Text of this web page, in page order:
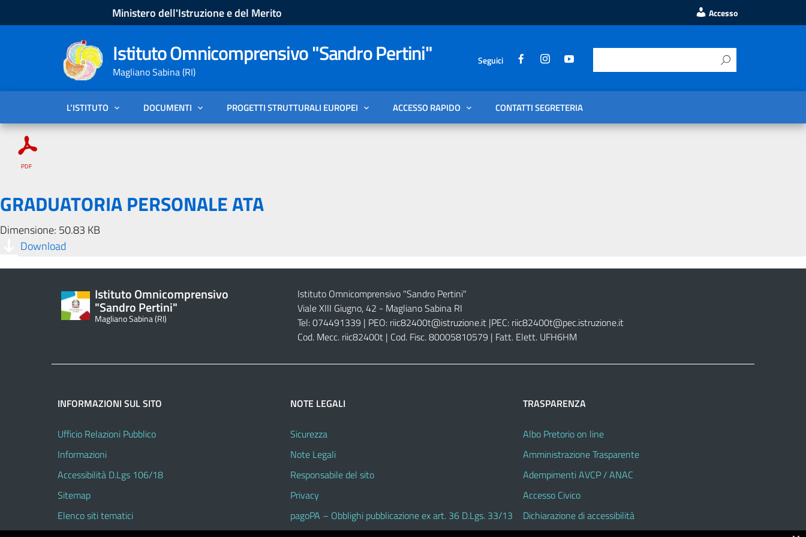
Ministero dell'Istruzione e del Merito Accesso
Istituto Omnicomprensivo "Sandro Pertini"
Magliano Sabina (RI)
Seguici
L’ISTITUTO DOCUMENTI PROGETTI STRUTTURALI EUROPEI ACCESSO RAPIDO CONTATTI SEGRETERIA
GRADUATORIA PERSONALE ATA
Dimensione: 50.83 KB
Download
Istituto Omnicomprensivo
"Sandro Pertini"
Magliano Sabina (RI)
Istituto Omnicomprensivo "Sandro Pertini"
Viale XIII Giugno, 42 - Magliano Sabina RI
Tel: 074491339 | PEO: riic82400t@istruzione.it |PEC: riic82400t@pec.istruzione.it
Cod. Mecc. riic82400t | Cod. Fisc. 80005810579 | Fatt. Elett. UFH6HM
INFORMAZIONI SUL SITO
Ufficio Relazioni Pubblico
Informazioni
Accessibilità D.Lgs 106/18
Sitemap
Elenco siti tematici
NOTE LEGALI
Sicurezza
Note Legali
Responsabile del sito
Privacy
pagoPA – Obblighi pubblicazione ex art. 36 D.Lgs. 33/13
TRASPARENZA
Albo Pretorio on line
Amministrazione Trasparente
Adempimenti AVCP / ANAC
Accesso Civico
Dichiarazione di accessibilità